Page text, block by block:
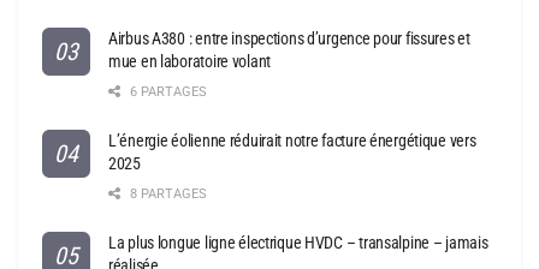
Airbus A380 : entre inspections d’urgence pour fissures et
mue en laboratoire volant
6 PARTAGES
L’énergie éolienne réduirait notre facture énergétique vers
2025
8 PARTAGES
La plus longue ligne électrique HVDC – transalpine – jamais